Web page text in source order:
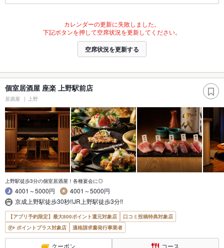
カレンダーの更新に失敗しました。
下記ボタンを押して空席状況を更新してください。
空席状況を更新する
個室居酒屋 座楽 上野駅前店
居酒屋 上野
上野駅徒歩3分の個室居酒屋！各種宴会に◎
4001～5000円
4001～5000円
京成上野駅徒歩30秒!!JR上野駅徒歩3分!!
【アプリ予約限定】最大800ポイント還元対象店
口コミ投稿特典対象店
ポイントプラス対象店
適格請求書発行事業者
クーポン コース